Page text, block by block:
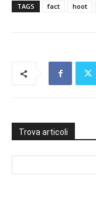
TAGS fact hoot
Trova articoli